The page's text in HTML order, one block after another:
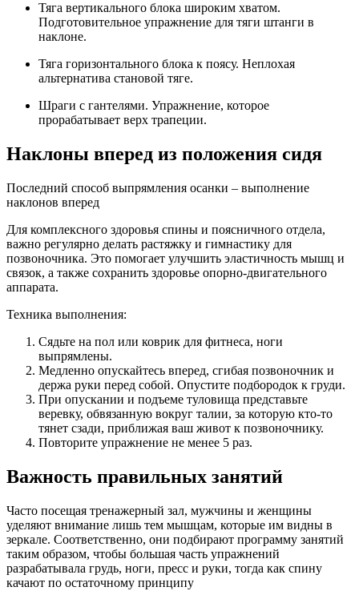
Тяга вертикального блока широким хватом.
Подготовительное упражнение для тяги штанги в
наклоне.
Тяга горизонтального блока к поясу. Неплохая
альтернатива становой тяге.
Шраги с гантелями. Упражнение, которое
прорабатывает верх трапеции.
Наклоны вперед из положения сидя
Последний способ выпрямления осанки – выполнение
наклонов вперед
Для комплексного здоровья спины и поясничного отдела,
важно регулярно делать растяжку и гимнастику для
позвоночника. Это помогает улучшить эластичность мышц и
связок, а также сохранить здоровье опорно-двигательного
аппарата.
Техника выполнения:
Сядьте на пол или коврик для фитнеса, ноги
выпрямлены.
Медленно опускайтесь вперед, сгибая позвоночник и
держа руки перед собой. Опустите подбородок к груди.
При опускании и подъеме туловища представьте
веревку, обвязанную вокруг талии, за которую кто-то
тянет сзади, приближая ваш живот к позвоночнику.
Повторите упражнение не менее 5 раз.
Важность правильных занятий
Часто посещая тренажерный зал, мужчины и женщины
уделяют внимание лишь тем мышцам, которые им видны в
зеркале. Соответственно, они подбирают программу занятий
таким образом, чтобы большая часть упражнений
разрабатывала грудь, ноги, пресс и руки, тогда как спину
качают по остаточному принципу